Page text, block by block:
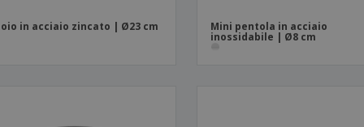
in acciaio zincato | Ø23 cm Mini pentola in acciaio
inossidabile | Ø8 cm